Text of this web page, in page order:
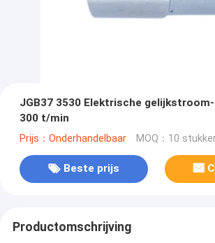
JGB37 3530 Elektrische
300 t/min
Prijs：Onderhandelbaar MOQ：10
Beste prijs
Productomschrijving